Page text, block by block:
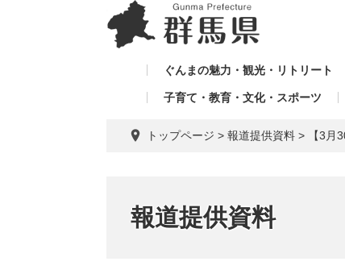
ぐんまの魅力・観光・リトリート
子育て・教育・文化・スポーツ
トップページ > 報道提供資料 > 【3月
報道提供資料